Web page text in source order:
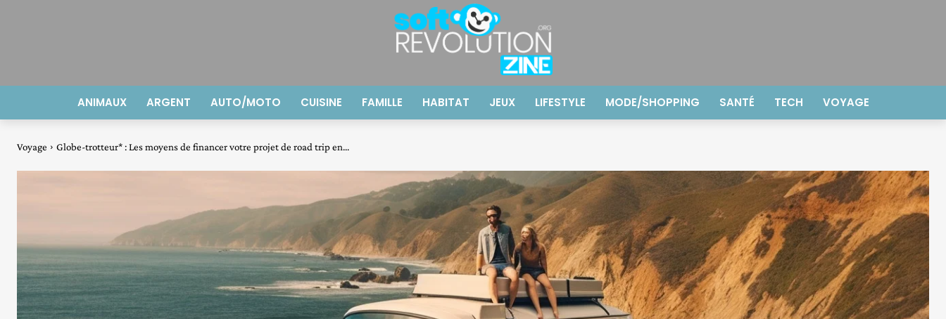
ANIMAUX ARGENT AUTO/MOTO CUISINE FAMILLE HABITAT JEUX LIFESTYLE MODE/SHOPPING SANTÉ TECH VOYAGE
Voyage Globe-trotteur* : Les moyens de financer votre projet de road trip en...